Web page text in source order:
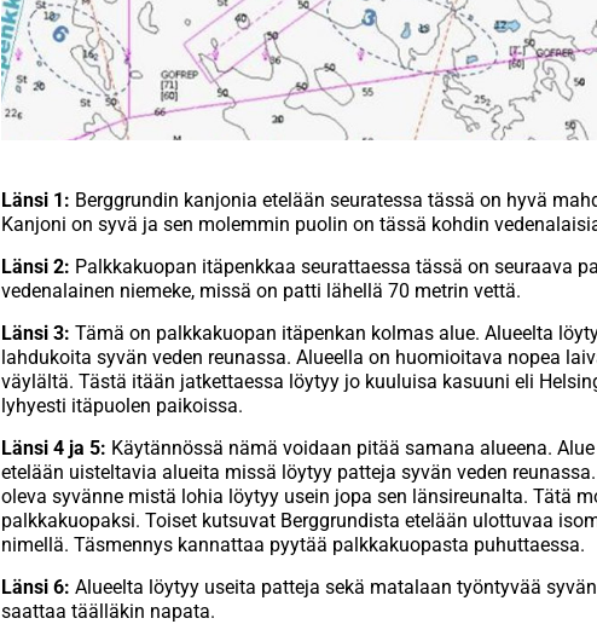
Länsi 1: Berggrundin kanjonia etelään seuratessa tässä on hyvä
Kanjoni on syvä ja sen molemmin puolin on tässä kohdin
Länsi 2: Palkkakuopan itäpenkkaa seurattaessa tässä on seuraava
vedenalainen niemeke, missä on patti lähellä 70 metrin vettä.
Länsi 3: Tämä on palkkakuopan itäpenkan kolmas alue. Alueelta
lahdukoita syvän veden reunassa. Alueella on huomioitava nopea
väylältä. Tästä itään jatkettaessa löytyy jo kuuluisa kasuuni eli
lyhyesti itäpuolen paikoissa.
Länsi 4 ja 5: Käytännössä nämä voidaan pitää samana alueena.
etelään uisteltavia alueita missä löytyy patteja syvän veden
oleva syvänne mistä lohia löytyy usein jopa sen länsireunalta. Tätä
palkkakuopaksi. Toiset kutsuvat Berggrundista etelään ulottuvaa
nimellä. Täsmennys kannattaa pyytää palkkakuopasta puhuttaessa.
Länsi 6: Alueelta löytyy useita patteja sekä matalaan työntyvää
saattaa täälläkin napata.